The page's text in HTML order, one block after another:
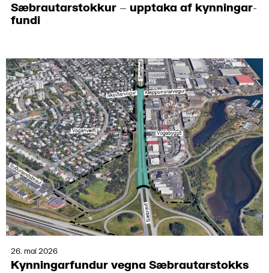
Sæbrautar­stokkur – upptaka af kynn­ingar­
fundi
26. maí 2026
Kynn­ingar­fundur vegna Sæbrautar­stokks